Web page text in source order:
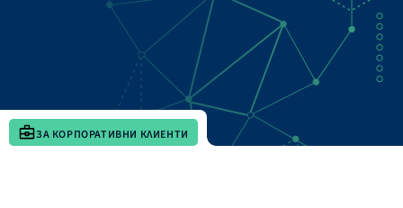
ЗА КОРПОРАТИВНИ КЛИЕНТИ